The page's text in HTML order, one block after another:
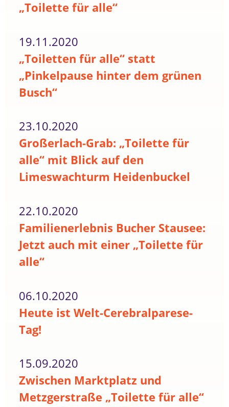
„Toilette für alle“
19.11.2020
„Toiletten für alle“ statt
„Pinkelpause hinter dem grünen
Busch“
23.10.2020
Großerlach-Grab: „Toilette für
alle“ mit Blick auf den
Limeswachturm Heidenbuckel
22.10.2020
Familienerlebnis Bucher Stausee:
Jetzt auch mit einer „Toilette für
alle“
06.10.2020
Heute ist Welt-Cerebralparese-
Tag!
15.09.2020
Zwischen Marktplatz und
Metzgerstraße „Toilette für alle“